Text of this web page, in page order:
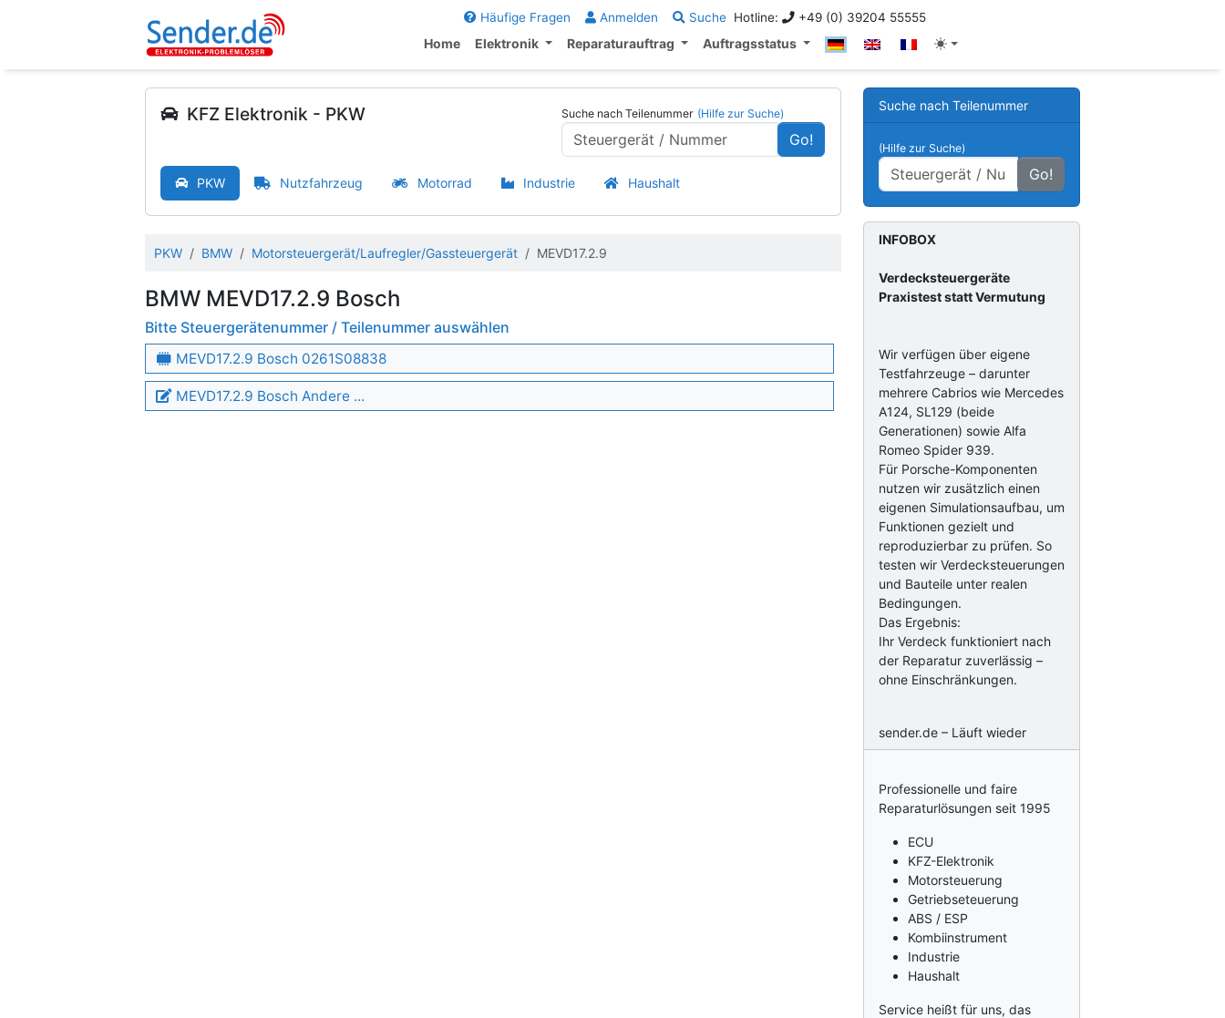
Häufige Fragen Anmelden Suche Hotline: +49 (0) 39204 55555
Home Elektronik Reparaturauftrag Auftragsstatus
KFZ Elektronik - PKW Suche nach Teilenummer (Hilfe zur Suche)
Go!
PKW Nutzfahrzeug Motorrad Industrie Haushalt
PKW BMW Motorsteuergerät/Laufregler/Gassteuergerät MEVD17.2.9
BMW MEVD17.2.9 Bosch
Bitte Steuergerätenummer / Teilenummer auswählen
MEVD17.2.9 Bosch 0261S08838
MEVD17.2.9 Bosch Andere ...
Suche nach Teilenummer
(Hilfe zur Suche)
Go!
INFOBOX
Verdecksteuergeräte
Praxistest statt Vermutung
Wir verfügen über eigene
Testfahrzeuge – darunter
mehrere Cabrios wie Mercedes
A124, SL129 (beide
Generationen) sowie Alfa
Romeo Spider 939.
Für Porsche-Komponenten
nutzen wir zusätzlich einen
eigenen Simulationsaufbau, um
Funktionen gezielt und
reproduzierbar zu prüfen. So
testen wir Verdecksteuerungen
und Bauteile unter realen
Bedingungen.
Das Ergebnis:
Ihr Verdeck funktioniert nach
der Reparatur zuverlässig –
ohne Einschränkungen.
sender.de – Läuft wieder
Professionelle und faire
Reparaturlösungen seit 1995
ECU
KFZ-Elektronik
Motorsteuerung
Getriebseteuerung
ABS / ESP
Kombiinstrument
Industrie
Haushalt
Service heißt für uns, das